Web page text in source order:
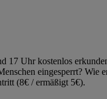
17 Uhr kostenlos
eingesperrt? Wie
(8€ / ermäßigt 5€).